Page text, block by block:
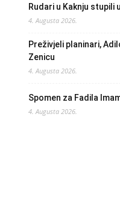
Rudari u Kaknju stupili
4. Augusta 2026.
Preživjeli planinari,
Zenicu
4. Augusta 2026.
Spomen za Fadila
4. Augusta 2026.